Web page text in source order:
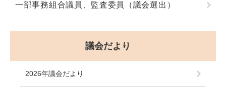
一部事務組合議員、監査委員（議会選出）
議会だより
2026年議会だより